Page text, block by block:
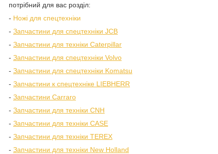
потрібний для вас розділ:
- Ножі для спецтехніки
- Запчастини для спецтехніки JCB
- Запчастини для техніки Caterpillar
- Запчастини для спецтехніки Volvo
- Запчастини для спецтехніки Komatsu
- Запчастини к спецтехніке LIEBHERR
- Запчастини Carraro
- Запчастини для техніки CNH
- Запчастини для техніки CASE
- Запчастини для техніки TEREX
- Запчастини для техніки New Holland